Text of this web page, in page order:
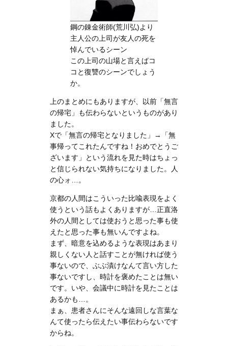
鋼の錬金術師(荒川弘)より
主人公の上司が友人の死を
悼んでいるシーン
この上司の山場と言えばコ
コと復讐のシーンでしょう
か。
上のまとめにもありますが、以前「無言
の帰宅」も伝わらないというものがあり
ました。
Xで「無言の帰宅となりました」→「無
事帰ってこれたんですね！おめでとうご
ざいます」という流れを見た時はちょっ
と信じられない気持ちになりました。人
の心ォ…。
京都の人間はこういった比喩表現をよく
使うという話もよくありますが…正直洛
外の人間としては使おうと思った事も使
えたと思った事も無いんですよね。
まず、暗意を込めるような表現はあまり
親しくない人と話すことが無ければ使う
事ないので、ぶぶ漬けなんて言い方した
事ないですし、時計を褒めたことは無い
です。いや、会議中に時計を見たことは
あるかも…。
まぁ、患者さんにそんな遠回しな言葉な
んて使ったら伝えたい事伝わらないです
からね。